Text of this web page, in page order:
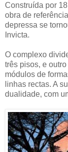
Construída por
obra de
depressa se
Invicta.
O complexo
três pisos, e
módulos de
linhas rectas. A
dualidade, com